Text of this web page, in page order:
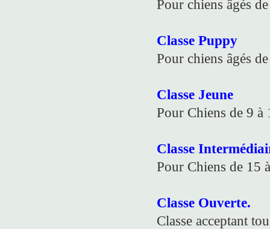
Pour chiens âgés
Classe Puppy
Pour chiens âgés
Classe Jeune
Pour Chiens de 9 à
Classe
Pour Chiens de 15
Classe Ouverte.
Classe acceptant